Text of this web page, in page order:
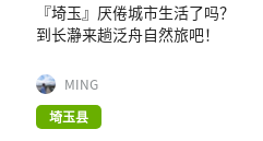
『埼玉』厌倦城市生活了吗？
到长瀞来趟泛舟自然旅吧！
MING
埼玉县